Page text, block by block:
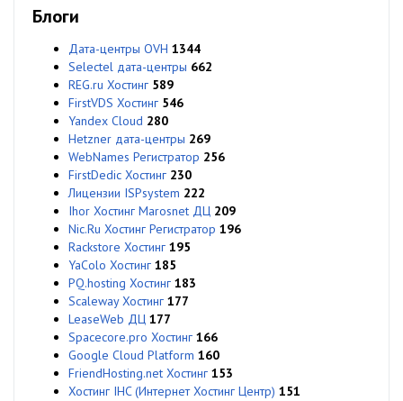
Блоги
Дата-центры OVH 1344
Selectel дата-центры 662
REG.ru Хостинг 589
FirstVDS Хостинг 546
Yandex Cloud 280
Hetzner дата-центры 269
WebNames Регистратор 256
FirstDedic Хостинг 230
Лицензии ISPsystem 222
Ihor Хостинг Marosnet ДЦ 209
Nic.Ru Хостинг Регистратор 196
Rackstore Хостинг 195
YaColo Хостинг 185
PQ.hosting Хостинг 183
Scaleway Хостинг 177
LeaseWeb ДЦ 177
Spacecore.pro Хостинг 166
Google Cloud Platform 160
FriendHosting.net Хостинг 153
Хостинг IHC (Интернет Хостинг Центр) 151